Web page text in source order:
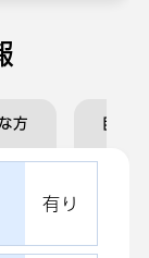
方 目が
有り